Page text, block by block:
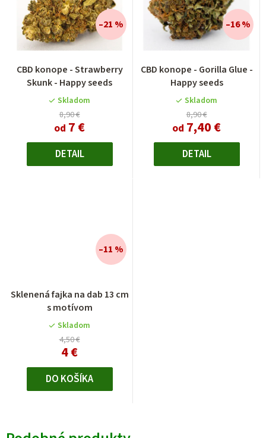
CBD konope - Strawberry
Skunk - Happy seeds
hodnotenie
produktu
je
4,5
z
5
hviezdičiek.
Skladom
8,90 €
od 7 €
–21 %
DETAIL
CBD konope - Gorilla Glue -
Happy seeds
Skladom
8,90 €
od 7,40 €
–16 %
DETAIL
Sklenená fajka na dab 13 cm
s motívom
Skladom
4,50 €
4 €
–11 %
DO KOŠÍKA